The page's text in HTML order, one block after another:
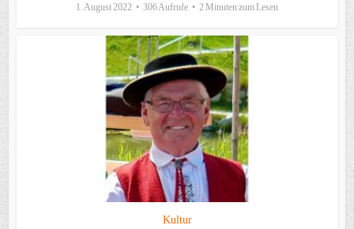
1. August 2022 306 Aufrufe 2 Minuten zum Lesen
Kultur